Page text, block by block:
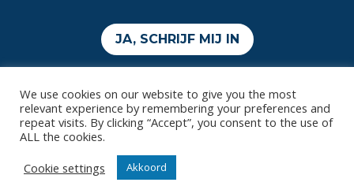
JA, SCHRIJF MIJ IN
Contact
We use cookies on our website to give you the most
relevant experience by remembering your preferences and
repeat visits. By clicking “Accept”, you consent to the use of
ALL the cookies.
Cookie settings
Akkoord